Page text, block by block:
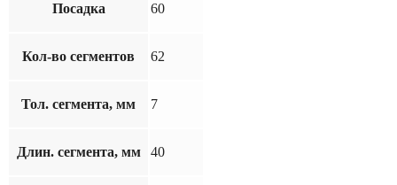
Посадка 60
Кол-во сегментов 62
Тол. сегмента, мм 7
Длин. сегмента, мм 40